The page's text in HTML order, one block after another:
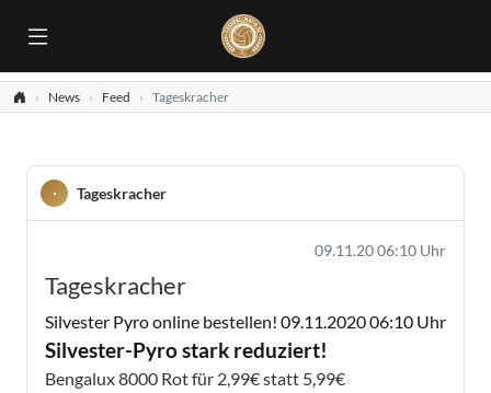
News Feed Tageskracher
Tageskracher
09.11.20 06:10 Uhr
Tageskracher
Silvester Pyro online bestellen! 09.11.2020 06:10 Uhr
Silvester-Pyro stark reduziert!
Bengalux 8000 Rot für 2,99€ statt 5,99€